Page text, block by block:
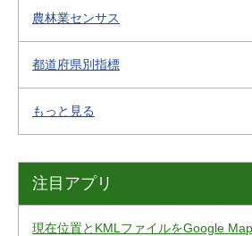
農林業センサス
都道府県別指標
もっと見る
注目アプリ
現在位置とKMLファイルをGoogle